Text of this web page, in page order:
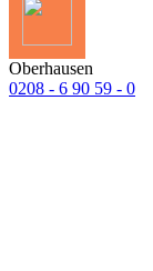
Oberhausen
0208 - 6 90 59 - 0